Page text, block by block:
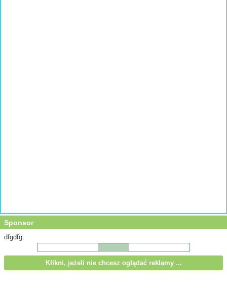
Sponsor
dfgdfg
Klikni, jeżeli nie chcesz oglądać reklamy ...